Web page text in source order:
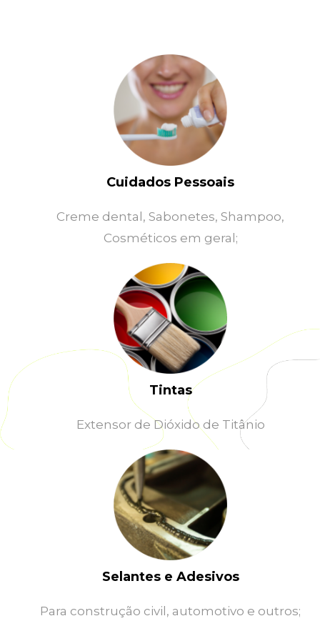
Cuidados Pessoais
Creme dental, Sabonetes, Shampoo,
Cosméticos em geral;
Tintas
Extensor de Dióxido de Titânio
Selantes e Adesivos
Para construção civil, automotivo e outros;